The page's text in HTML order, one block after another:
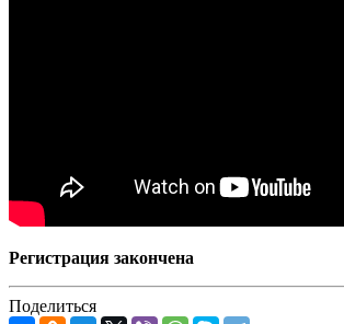
Регистрация закончена
Поделиться